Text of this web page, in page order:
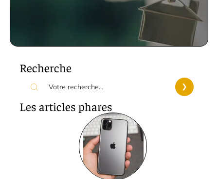
Recherche
Les articles phares